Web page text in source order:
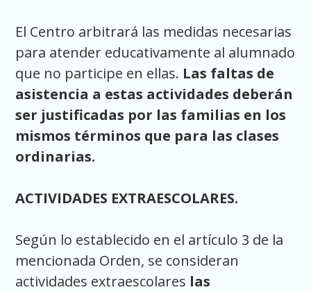
El Centro arbitrará las medidas necesarias
para atender educativamente al alumnado
que no participe en ellas. Las faltas de
asistencia a estas actividades deberán
ser justificadas por las familias en los
mismos términos que para las clases
ordinarias.
ACTIVIDADES EXTRAESCOLARES.
Según lo establecido en el artículo 3 de la
mencionada Orden, se consideran
actividades extraescolares las